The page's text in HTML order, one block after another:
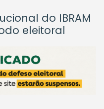
do IBRAM
eleitoral